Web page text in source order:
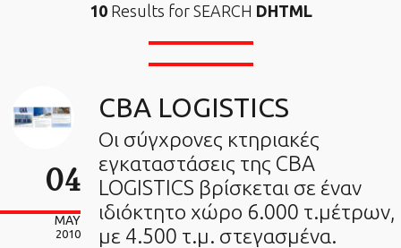
10Results for SEARCH DHTML
04
MAY
2010
CBA LOGISTICS
Οι σύγχρονες κτηριακές
εγκαταστάσεις της CBA
LOGISTICS βρίσκεται σε έναν
ιδιόκτητο χώρο 6.000 τ.μέτρων,
με 4.500 τ.μ. στεγασμένα.